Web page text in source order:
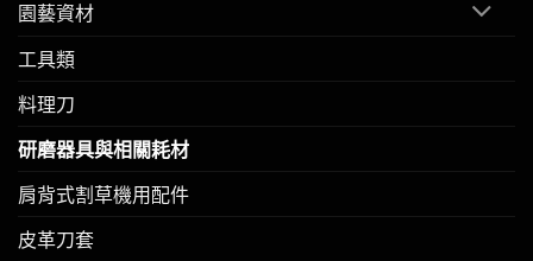
園藝資材
工具類
料理刀
研磨器具與相關耗材
肩背式割草機用配件
皮革刀套